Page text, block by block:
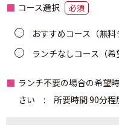
コース選択 必須
おすすめコース（無料
ランチなしコース（希
ランチ不要の場合の希望
さい : 所要時間 90分程